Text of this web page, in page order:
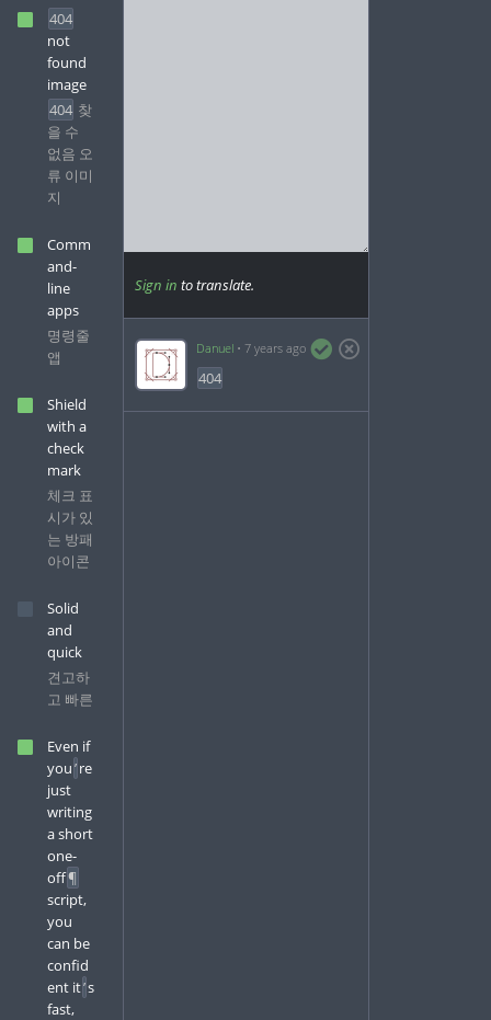
404
not
found
image
404 찾
을 수
없음 오
류 이미
지
Comm
and-
line
apps
명령줄
앱
Shield
with a
check
mark
체크 표
시가 있
는 방패
아이콘
Solid
and
quick
견고하
고 빠른
Even if
you’re
just
writing
a short
one-
off¶
script,
you
can be
confid
ent it’s
fast,
Sign in to translate.
Danuel 7 years ago
404